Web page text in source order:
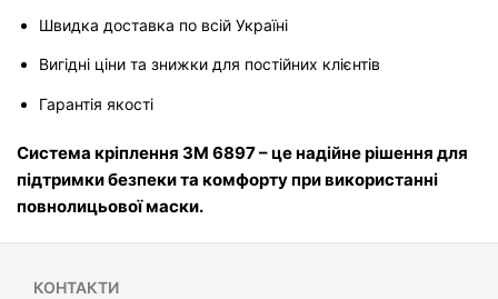
Швидка доставка по всій Україні
Вигідні ціни та знижки для постійних клієнтів
Гарантія якості
Система кріплення 3M 6897 – це надійне рішення для
підтримки безпеки та комфорту при використанні
повнолицьової маски.
КОНТАКТИ